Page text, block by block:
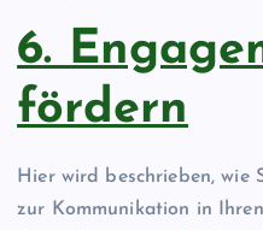
6.
fördern
Hier wird beschrieben, wie
zur Kommunikation in